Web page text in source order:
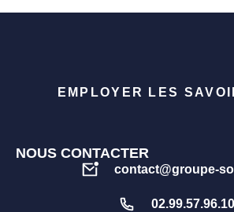
EMPLOYER LES
NOUS CONTACTER
contact@groupe-
02.99.57.96.10